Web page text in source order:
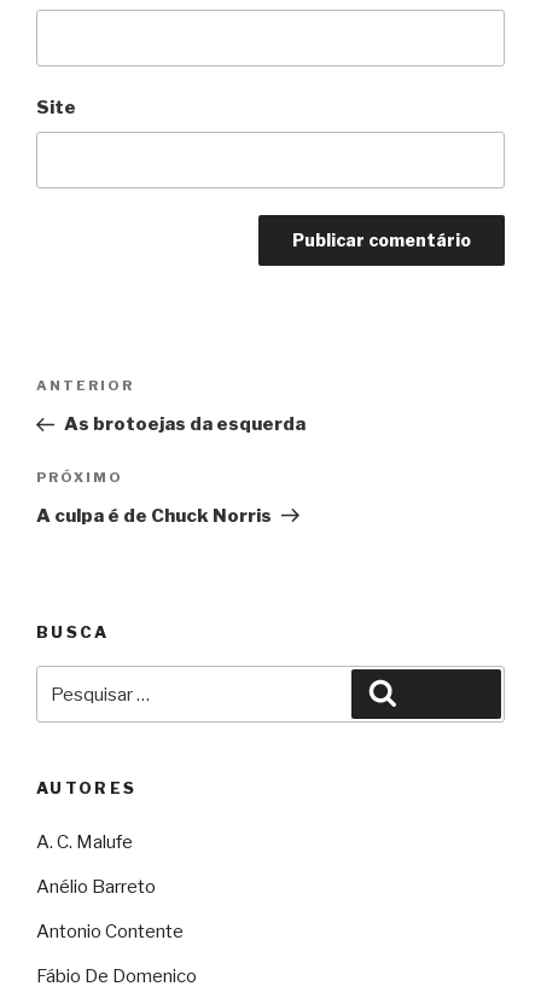
Site
Post
Anterior
ANTERIOR
As brotoejas da esquerda
Próximo
PRÓXIMO
A culpa é de Chuck Norris
BUSCA
por:
AUTORES
A. C. Malufe
Anélio Barreto
Antonio Contente
Fábio De Domenico